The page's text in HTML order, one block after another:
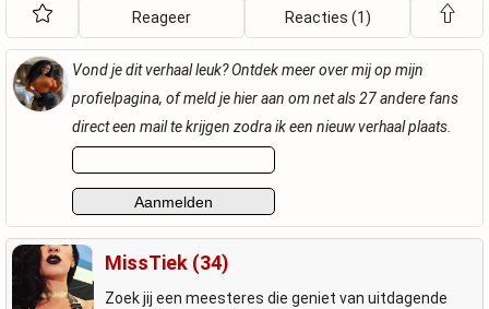
Reageer Reacties (1)
Vond je dit verhaal leuk? Ontdek meer over mij op mijn
profielpagina, of meld je hier aan om net als 27 andere fans
direct een mail te krijgen zodra ik een nieuw verhaal plaats.
MissTiek (34)
Zoek jij een meesteres die geniet van uitdagende